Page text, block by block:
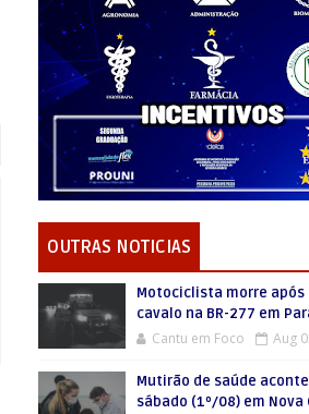
OUTRAS NOTICIAS
Motociclista morre após
cavalo na BR-277 em
Cantu em Foco Aug
Mutirão de saúde
sábado (1º/08) em Nova